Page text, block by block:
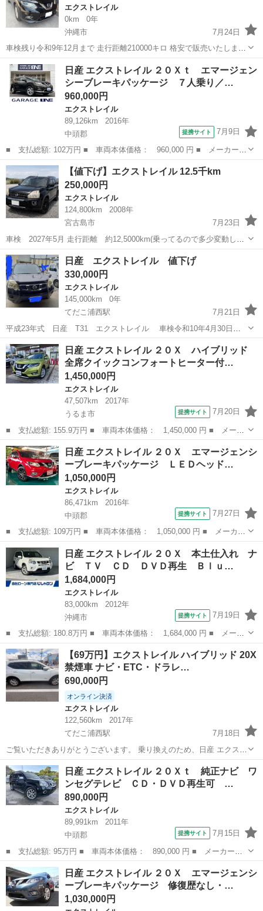
エクストレイル
0km
0年
沖縄市
7月24日
車検残り令和9年12月まで 走行距離210000キロ 格安で販売いたしま
す。 テレビナビ Bluetooth aux バックカメラ エンジン修理済み 名義変
更込み450000円 値下げ交渉可能です。 沖縄市松本5-14...
沖縄 沖縄市 エクストレイル
日産 エクストレイル ２０Ｘｔ エマージェン
シーブレーキパッケージ ７人乗り／…
960,000円
エクストレイル
89,126km
2016年
中頭郡
提携サイト 7月9日
■ 支払総額: 102万円 ■ 車両本体価格： 960,000 円 ■ メーカー
名： 日産 ■ 車種名： エクストレイル ■ グレード名： ２０Ｘ
ｔ エマージェンシーブレーキパッケージ ７人乗り／純正ナビ／ワ
ンセグＴＶ／Ｂ...
沖縄 中頭郡 エクストレイル
【値下げ】エクストレイル 12.5千km
250,000円
エクストレイル
124,800km
2008年
宮古島市
7月23日
車検 2027年5月 走行距離 約12,5000km(乗ってるので多少変動しま
す) ・キーレス ・バックモニター 走行には全く問題無し エアコン不調
気味です。 軽自動車に乗り換え予定のため出品します。...
沖縄 宮古島市 エクストレイル
日産 エクストレイル 値下げ
330,000円
エクストレイル
145,000km
0年
てだこ浦西駅
7月21日
平成23年式 日産 T31 エクストレイル 車検令和10年4月30日
走行距離141000キロ エンジンオイル、フィルター、リヤブレーキパッ
ド、ブレーキフルード、エアコンフィルター、ラジエーター、クーラ
ント交換済。 日産純...
沖縄 中頭郡 てだこ浦西駅 エクストレイル
日産 エクストレイル ２０Ｘ ハイブリッド
全席クイックコンフォートヒーター付…
1,450,000円
エクストレイル
47,507km
2017年
うるま市
提携サイト 7月20日
■ 支払総額: 155.9万円 ■ 車両本体価格： 1,450,000 円 ■ メーカ
ー名： 日産 ■ 車種名： エクストレイル ■ グレード名： ２０
Ｘ ハイブリッド 全席クイックコンフォートヒーター付シート ア
ラウンド...
沖縄 うるま市 エクストレイル
日産 エクストレイル ２０Ｘ エマージェンシ
ーブレーキパッケージ ＬＥＤヘッド…
1,050,000円
エクストレイル
86,471km
2016年
中頭郡
提携サイト 7月27日
■ 支払総額: 109万円 ■ 車両本体価格： 1,050,000 円 ■ メーカー
名： 日産 ■ 車種名： エクストレイル ■ グレード名： ２０
Ｘ エマージェンシーブレーキパッケージ ＬＥＤヘッドランプ・フ
ォグランプ・...
沖縄 中頭郡 エクストレイル
日産 エクストレイル ２０Ｘ 本土仕入れ ナ
ビ ＴＶ ＣＤ ＤＶＤ再生 Ｂｌｕ…
1,684,000円
エクストレイル
83,000km
2012年
沖縄市
提携サイト 7月19日
■ 支払総額: 180.8万円 ■ 車両本体価格： 1,684,000 円 ■ メーカ
ー名： 日産 ■ 車種名： エクストレイル ■ グレード名： ２０
Ｘ 本土仕入れ ナビ ＴＶ ＣＤ ＤＶＤ再生 Ｂｌｕｅｔｏｏｔ
ｈ接続 ...
沖縄 沖縄市 エクストレイル
【69万円】エクストレイル ハイブリッド 20X
禁煙車 ナビ・ETC・ドラレ…
690,000円
オンライン決済
エクストレイル
122,560km
2017年
てだこ浦西駅
7月18日
ご覧いただきありがとうございます。 乗り換えのため、日産 エクスト
レイル 20X ハイブリッド エマージェンシーブレーキパッケージを出品
します。 約1年前に89万円で中古車販売店にて購入し、大切に乗って
きました。 年式...
沖縄 中頭郡 てだこ浦西駅 エクストレイル
日産 エクストレイル ２０Ｘｔ 純正ナビ ワ
ンセグテレビ ＣＤ・ＤＶＤ再生可 …
890,000円
エクストレイル
89,991km
2011年
中頭郡
提携サイト 7月15日
■ 支払総額: 95万円 ■ 車両本体価格： 890,000 円 ■ メーカー
名： 日産 ■ 車種名： エクストレイル ■ グレード名： ２０Ｘ
ｔ 純正ナビ ワンセグテレビ ＣＤ・ＤＶＤ再生可 ハイパールー
フレール ＦＭト...
沖縄 中頭郡 エクストレイル
日産 エクストレイル ２０Ｘ エマージェンシ
ーブレーキパッケージ 修復歴なし・…
1,030,000円